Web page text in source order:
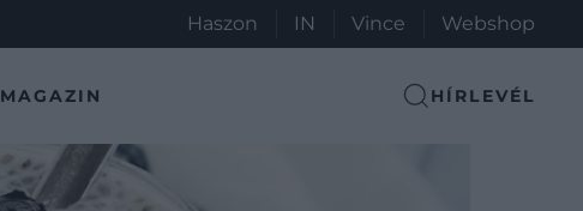
Haszon IN Vince Webshop
MAGAZIN HÍRLEVÉL